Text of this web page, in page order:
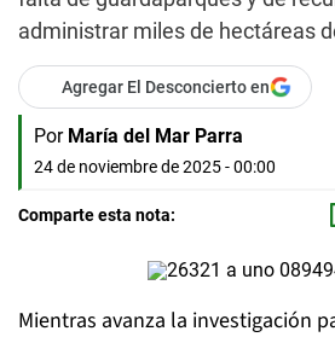
administrar miles de hectáreas
Agregar El Desconcierto en
Por María del Mar Parra
24 de noviembre de 2025 - 00:00
Comparte esta nota:
Mientras avanza la investigación